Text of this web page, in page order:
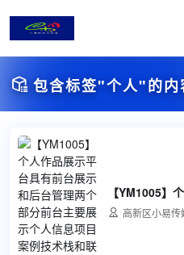
 包含标签"个人"的内
 高新区小易传